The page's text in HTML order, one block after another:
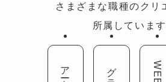
さまざまな職種のクリ
所属しています